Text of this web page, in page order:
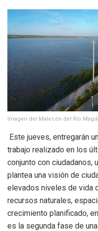
Imagen del Malecón del Río
Este jueves, entregarán
trabajo realizado en los
conjunto con ciudadanos,
plantea una visión de
elevados niveles de vida
recursos naturales,
crecimiento planificado,
es la segunda fase de